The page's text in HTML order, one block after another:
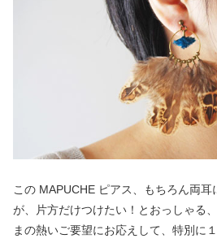
この MAPUCHE ピアス、もちろん両
が、片方だけつけたい！とおっしゃる
まの熱いご要望にお応えして、特別に